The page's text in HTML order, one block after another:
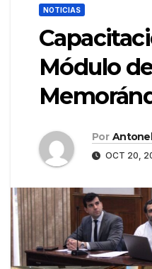
NOTICIAS
Módulo
Por
OCT 20,